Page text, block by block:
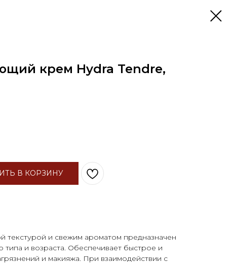
крем Hydra Tendre,
В КОРЗИНУ
и свежим ароматом предназначен
типа и возраста. Обеспечивает быстрое и
и макияжа. При взаимодействии с